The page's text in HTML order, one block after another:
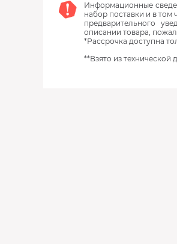
Информационные
набор поставки и в том
предварительного
описании товара,
*Рассрочка доступна
**Взято из технической